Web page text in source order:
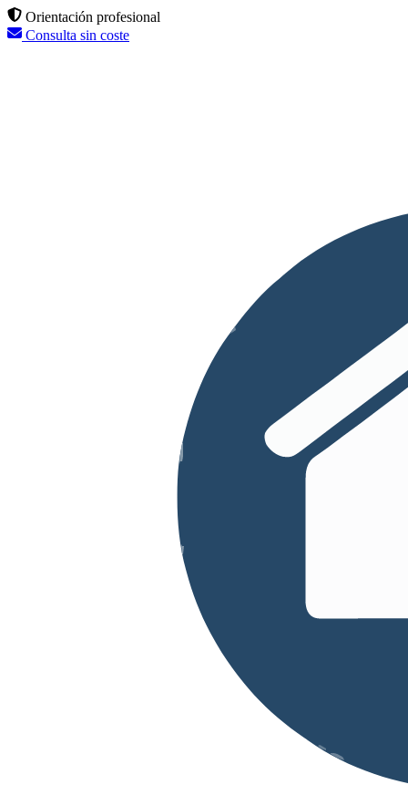
Orientación profesional
Consulta sin coste